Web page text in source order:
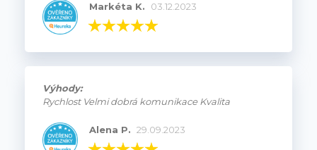
Markéta K. 03.12.2023
Výhody:
Rychlost Velmi dobrá komunikace Kvalita
Alena P. 29.09.2023